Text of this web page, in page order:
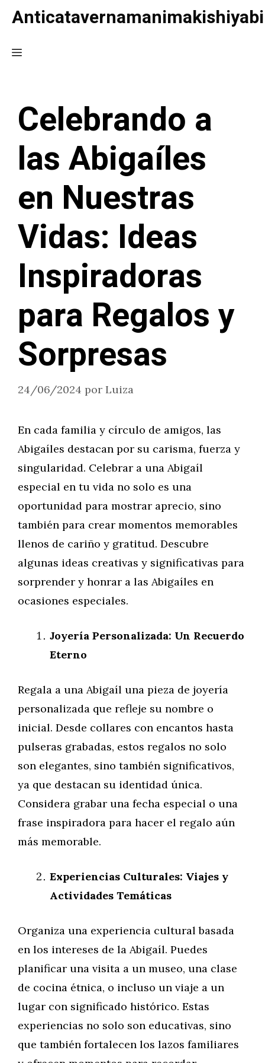
Saltar
contenido
Anticatavernamanimakishiyabi
Menú
Celebrando a
las Abigaíles
en Nuestras
Vidas: Ideas
Inspiradoras
para Regalos y
Sorpresas
24/06/2024 por Luiza
En cada familia y círculo de amigos, las
Abigaíles destacan por su carisma, fuerza y
singularidad. Celebrar a una Abigaíl
especial en tu vida no solo es una
oportunidad para mostrar aprecio, sino
también para crear momentos memorables
llenos de cariño y gratitud. Descubre
algunas ideas creativas y significativas para
sorprender y honrar a las Abigaíles en
ocasiones especiales.
Joyería Personalizada: Un Recuerdo
Eterno
Regala a una Abigaíl una pieza de joyería
personalizada que refleje su nombre o
inicial. Desde collares con encantos hasta
pulseras grabadas, estos regalos no solo
son elegantes, sino también significativos,
ya que destacan su identidad única.
Considera grabar una fecha especial o una
frase inspiradora para hacer el regalo aún
más memorable.
Experiencias Culturales: Viajes y
Actividades Temáticas
Organiza una experiencia cultural basada
en los intereses de la Abigaíl. Puedes
planificar una visita a un museo, una clase
de cocina étnica, o incluso un viaje a un
lugar con significado histórico. Estas
experiencias no solo son educativas, sino
que también fortalecen los lazos familiares